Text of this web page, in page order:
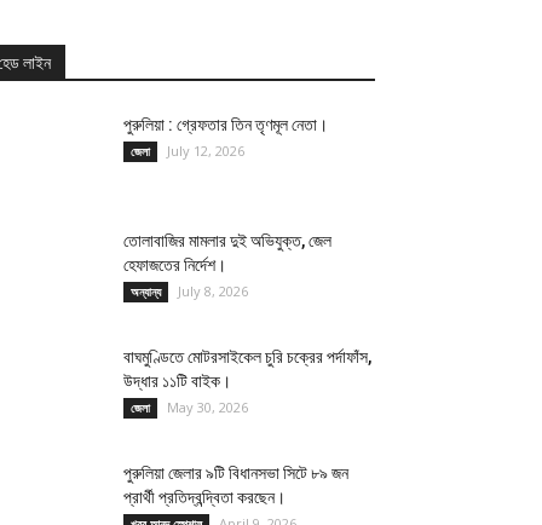
লাইন
পুরুলিয়া : গ্রেফতার তিন তৃণমূল নেতা।
জেলা July 12, 2026
তোলাবাজির মামলার দুই অভিযুক্ত, জেল
হেফাজতের নির্দেশ।
অন্যান্য July 8, 2026
বাঘমুণ্ডিতে মোটরসাইকেল চুরি চক্রের পর্দাফাঁস,
উদ্ধার ১১টি বাইক।
জেলা May 30, 2026
পুরুলিয়া জেলার ৯টি বিধানসভা সিটে ৮৯ জন
প্রার্থী প্রতিদ্বন্দ্বিতা করছেন।